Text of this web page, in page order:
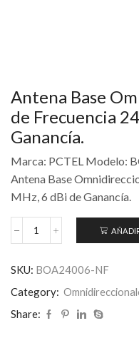
Antena Base
de Frecuencia
Ganancía.
Marca: PCTEL Modelo:
Antena Base
MHz, 6 dBi de Ganancía.
SKU: BOA24006-NF
Category:
Share: